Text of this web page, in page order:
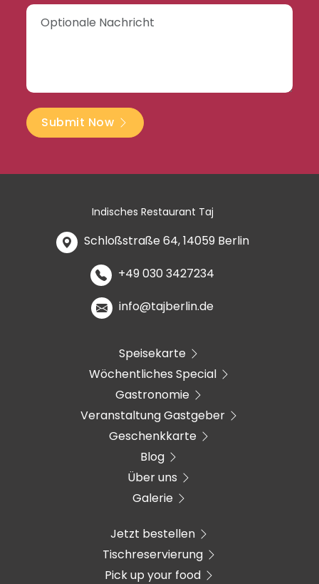
Submit Now
Indisches Restaurant Taj
Schloßstraße 64, 14059 Berlin
+49 030 3427234
info@tajberlin.de
Speisekarte
Wöchentliches Special
Gastronomie
Veranstaltung Gastgeber
Geschenkkarte
Blog
Über uns
Galerie
Jetzt bestellen
Tischreservierung
Pick up your food